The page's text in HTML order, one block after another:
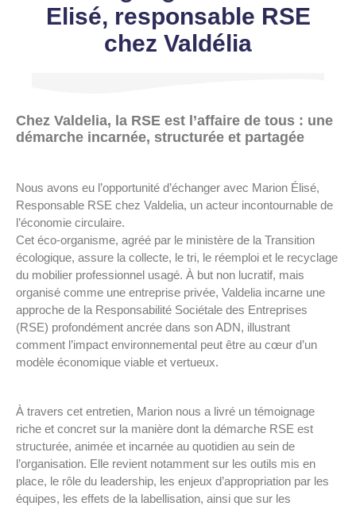
Elisé, responsable RSE
chez Valdélia
Chez Valdelia, la RSE est l’affaire de tous : une
démarche incarnée, structurée et partagée
Nous avons eu l’opportunité d’échanger avec Marion Élisé,
Responsable RSE chez Valdelia, un acteur incontournable de
l’économie circulaire.
Cet éco-organisme, agréé par le ministère de la Transition
écologique, assure la collecte, le tri, le réemploi et le recyclage
du mobilier professionnel usagé. À but non lucratif, mais
organisé comme une entreprise privée, Valdelia incarne une
approche de la Responsabilité Sociétale des Entreprises
(RSE) profondément ancrée dans son ADN, illustrant
comment l’impact environnemental peut être au cœur d’un
modèle économique viable et vertueux.
À travers cet entretien, Marion nous a livré un témoignage
riche et concret sur la manière dont la démarche RSE est
structurée, animée et incarnée au quotidien au sein de
l’organisation. Elle revient notamment sur les outils mis en
place, le rôle du leadership, les enjeux d’appropriation par les
équipes, les effets de la labellisation, ainsi que sur les